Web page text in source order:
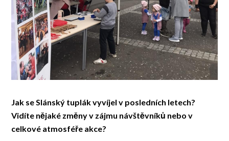
Jak se Slánský tuplák vyvíjel v posledních letech?
Vidíte nějaké změny v zájmu návštěvníků nebo v
celkové atmosféře akce?